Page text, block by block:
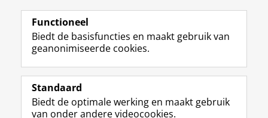
Volg de RUG
F
a
e
L
i
k
R
S
-
I
n
t
Y
o
T
Studiekiezers
Functioneel
Biedt de basisfuncties en maakt gebruik van
geanonimiseerde cookies.
Standaard
Biedt de optimale werking en maakt gebruik
van onder andere videocookies.